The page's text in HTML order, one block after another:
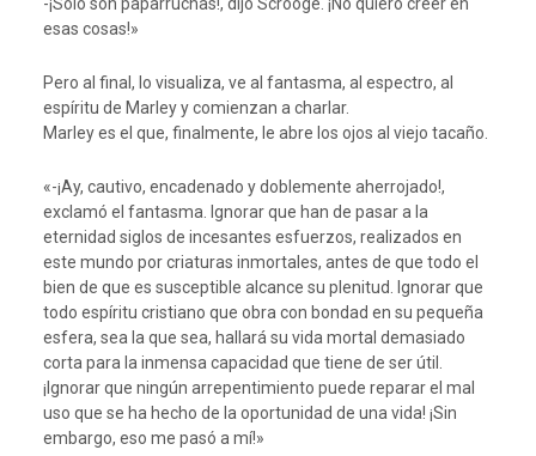
esas cosas!»
Pero al final, lo visualiza, ve al fantasma, al espectro, al
espíritu de Marley y comienzan a charlar.
Marley es el que, finalmente, le abre los ojos al viejo tacaño.
«-¡Ay, cautivo, encadenado y doblemente aherrojado!,
exclamó el fantasma. Ignorar que han de pasar a la
eternidad siglos de incesantes esfuerzos, realizados en
este mundo por criaturas inmortales, antes de que todo el
bien de que es susceptible alcance su plenitud. Ignorar que
todo espíritu cristiano que obra con bondad en su pequeña
esfera, sea la que sea, hallará su vida mortal demasiado
corta para la inmensa capacidad que tiene de ser útil.
¡Ignorar que ningún arrepentimiento puede reparar el mal
uso que se ha hecho de la oportunidad de una vida! ¡Sin
embargo, eso me pasó a mí!»